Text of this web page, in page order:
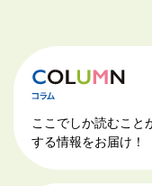
ここでしか読むこと
する情報をお届け！